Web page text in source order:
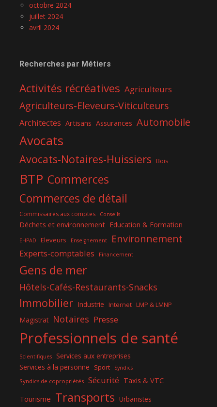
octobre 2024
juillet 2024
avril 2024
Recherches par Métiers
Activités récréatives Agriculteurs
Agriculteurs-Eleveurs-Viticulteurs
Architectes Artisans Assurances Automobile
Avocats
Avocats-Notaires-Huissiers Bois
BTP Commerces
Commerces de détail
Commissaires aux comptes Conseils
Déchets et environnement Education & Formation
EHPAD Eleveurs Enseignement Environnement
Experts-comptables Financement
Gens de mer
Hôtels-Cafés-Restaurants-Snacks
Immobilier Industrie Internet LMP & LMNP
Magistrat Notaires Presse
Professionnels de santé
Scientifiques
Services aux entreprises
Services à la personne
Sport Syndics
Syndics de copropriétés Sécurité Taxis & VTC
Tourisme Transports Urbanistes